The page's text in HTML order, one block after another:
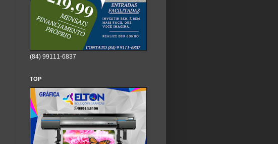
(84) 99111-6837
TOP